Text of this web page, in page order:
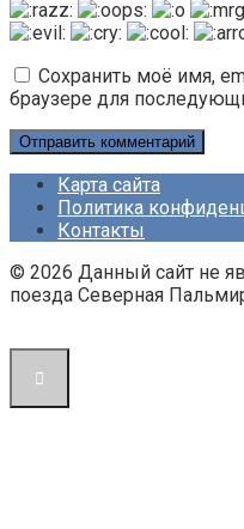
Сохранить моё имя,
браузере для
Карта сайта
Политика
Контакты
© 2026 Данный сайт не
поезда Северная